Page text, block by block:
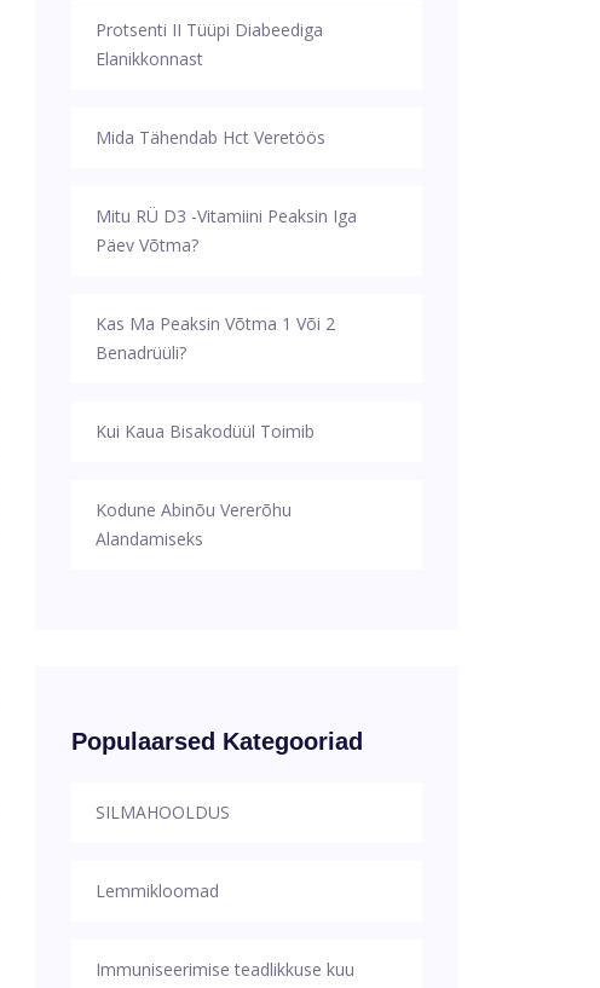
Protsenti II Tüüpi Diabeediga
Elanikkonnast
Mida Tähendab Hct Veretöös
Mitu RÜ D3 -vitamiini Peaksin Iga
Päev Võtma?
Kas Ma Peaksin Võtma 1 Või 2
Benadrüüli?
Kui Kaua Bisakodüül Toimib
Kodune Abinõu Vererõhu
Alandamiseks
Populaarsed Kategooriad
SILMAHOOLDUS
Lemmikloomad
Immuniseerimise teadlikkuse kuu